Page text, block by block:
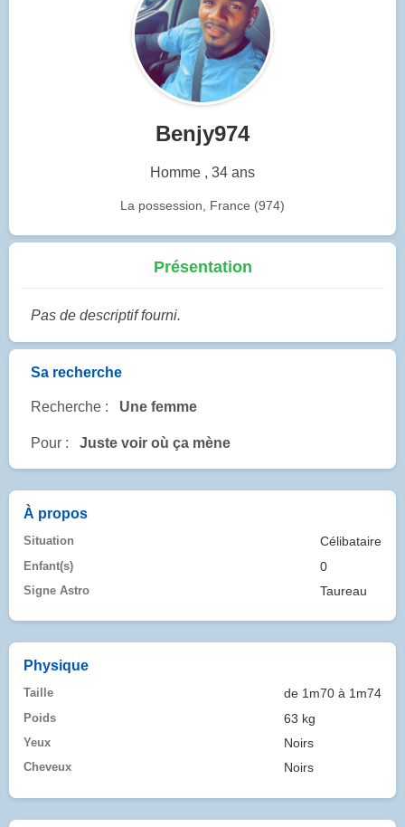
Benjy974
Homme , 34 ans
La possession, France (974)
Présentation
Pas de descriptif fourni.
Sa recherche
Recherche : Une femme
Pour : Juste voir où ça mène
À propos
Situation Célibataire
Enfant(s) 0
Signe Astro Taureau
Physique
Taille de 1m70 à 1m74
Poids 63 kg
Yeux Noirs
Cheveux Noirs